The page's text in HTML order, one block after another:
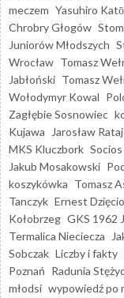
meczem Yasuhiro Katō
Chrobry Głogów
Juniorów Młodszych
Wrocław Tomasz
Jabłoński Tomasz
Wołodymyr Kowal
Zagłębie Sosnowiec
Kujawa
Jarosław
MKS Kluczbork
Jakub Mosakowski
koszykówka Tomasz
Tanczyk Ernest
Kołobrzeg GKS 1962
Termalica Nieciecza
Sobczak Liczby i fakty
Poznań Radunia
młodsi wypowiedź po